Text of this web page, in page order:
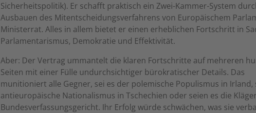
Sicherheitspolitik). Er schafft praktisch ein Zwei-Kammer-System
Ausbauen des Mitentscheidungsverfahrens von Europäischem
Ministerrat. Alles in allem bietet er einen erheblichen Fortschritt in
Parlamentarismus, Demokratie und Effektivität.
Aber: Der Vertrag ummantelt die klaren Fortschritte auf mehreren
Seiten mit einer Fülle undurchsichtiger bürokratischer Details. Das
munitioniert alle Gegner, sei es der polemische Populismus in Irland,
antieuropäische Nationalismus in Tschechien oder seien es die
Bundesverfassungsgericht. Ihr Erfolg würde schwächen, was sie